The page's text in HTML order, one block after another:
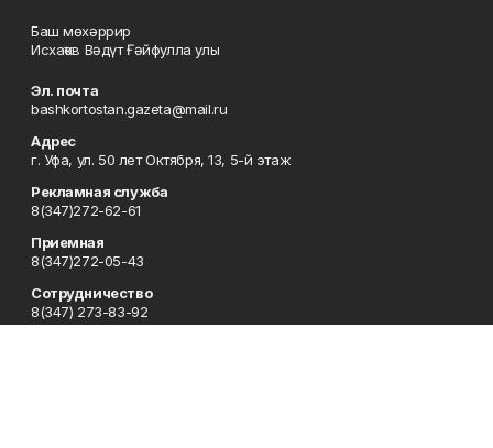
Баш мөхәррир
Исхаҡов Вәдүт Ғәйфулла улы
Эл. почта
bashkortostan.gazeta@mail.ru
Адрес
г. Уфа, ул. 50 лет Октября, 13, 5-й этаж
Рекламная служба
8(347)272-62-61
Приемная
8(347)272-05-43
Сотрудничество
8(347) 273-83-92